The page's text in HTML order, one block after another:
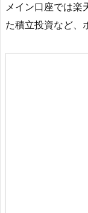
メイン口座では楽
た積立投資など、